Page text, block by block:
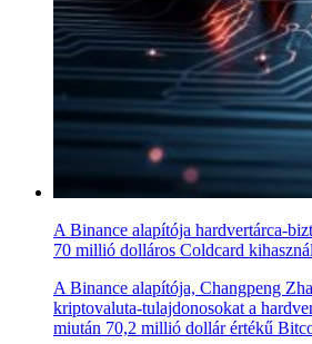
A Binance alapítója hardvertárca-
70 millió dolláros Coldcard
A Binance alapítója, Changpeng
kriptovaluta-tulajdonosokat a
miután 70,2 millió dollár értékű